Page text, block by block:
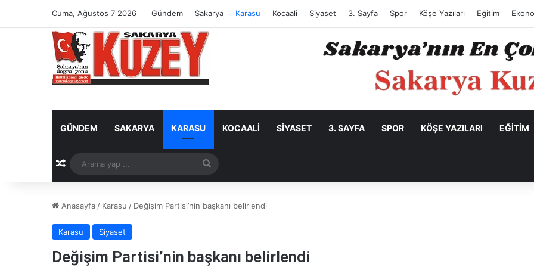
Cuma, Ağustos 7 2026 Gündem Sakarya Karasu Kocaali Siyaset 3. Sayfa Spor Köşe Yazıları Eğitim
GÜNDEM SAKARYA KARASU KOCAALI SIYASET 3. SAYFA SPOR KÖŞE YAZILARI EĞITIM
Rastgele Makale
yap
...
Anasayfa / Karasu / Değişim Partisi’nin başkanı belirlendi
Karasu Siyaset
Değişim Partisi’nin başkanı belirlendi